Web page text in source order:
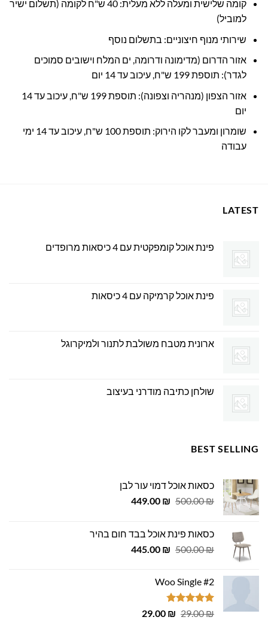
קומה שלישית ומעלה ללא מעלית: 40 ש"ח לקומה (תשלום ישיר
למוביל)
שירותי מנוף חיצוניים: בתשלום נוסף
אזור הדרום (מדימונה ודרומה, ים המלח וישובים סמוכים
לגדר): תוספת 199 ש"ח, עיכוב עד 14 יום
אזור הצפון (מנהריה וצפונה): תוספת 199 ש"ח, עיכוב עד 14
יום
שומרון ומעבר לקו הירוק: תוספת 100 ש"ח, עיכוב עד 14 ימי
עבודה
LATEST
פינת אוכל קומפקטית עם 4 כיסאות מרופדים
פינת אוכל קרמיקה עם 4 כיסאות
ארונית מטבח משולבת לתנור ולמיקרוגל
שולחן כתיבה מודרני בעיצוב
BEST SELLING
כסאות אוכל דמוי עור לבן
500.00₪
המחיר
500.00 ₪.
449.00 ₪
המחיר
449.00 ₪.
כסאות פינת אוכל בבד חום בהיר
500.00₪
המחיר
500.00 ₪.
445.00 ₪
המחיר
Woo Single #2
דורג4.75
29.00₪
המחיר
29.00 ₪
המחיר